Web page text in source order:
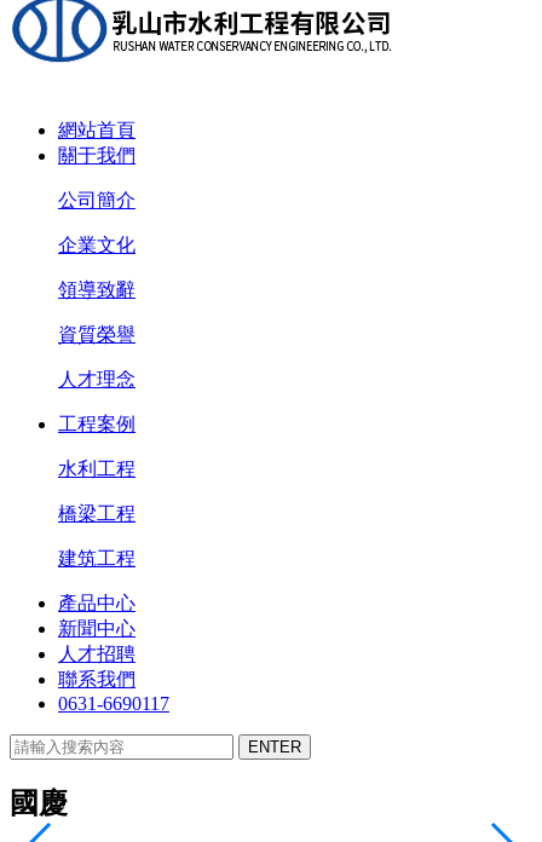
網站首頁
關于我們
公司簡介
企業文化
領導致辭
資質榮譽
人才理念
工程案例
水利工程
橋梁工程
建筑工程
產品中心
新聞中心
人才招聘
聯系我們
0631-6690117
國慶